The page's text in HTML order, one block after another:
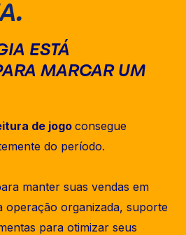
ESTÁ
MARCAR UM
de jogo consegue
do período.
manter suas vendas em
operação organizada, suporte
para otimizar seus